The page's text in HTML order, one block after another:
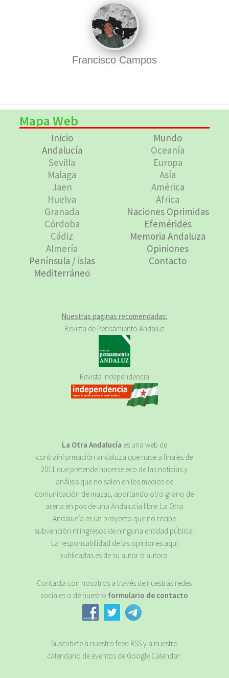
Francisco Campos
Mapa Web
Inicio
Andalucía
Sevilla
Malaga
Jaen
Huelva
Granada
Córdoba
Cádiz
Almería
Península / islas
Mediterráneo
Mundo
Oceanía
Europa
Asía
América
Africa
Naciones Oprimidas
Efemérides
Memoria Andaluza
Opiniones
Contacto
Nuestras paginas recomendadas:
Revista de Pensamiento Andaluz
Revista Independencia
La Otra Andalucía es una web de
contrainformación andaluza que nace a finales de
2011 que pretende hacerse eco de las noticias y
análisis que no salen en los medios de
comunicación de masas, aportando otro grano de
arena en pos de una Andalucía libre. La Otra
Andalucía es un proyecto que no recibe
subvención ni ingresos de ninguna entidad pública.
La responsabilidad de las opiniones aquí
publicadas es de su autor o autora.
Contacta con nosotros a través de nuestras redes
sociales o de nuestro formulario de contacto
Suscribete a nuestro feed RSS y a nuestro
calendario de eventos de Google Calendar: